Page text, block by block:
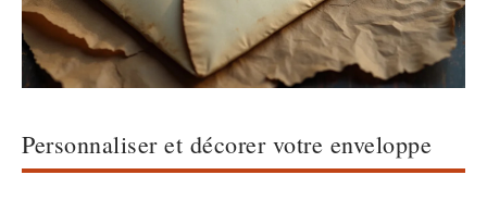
Personnaliser et décorer votre enveloppe